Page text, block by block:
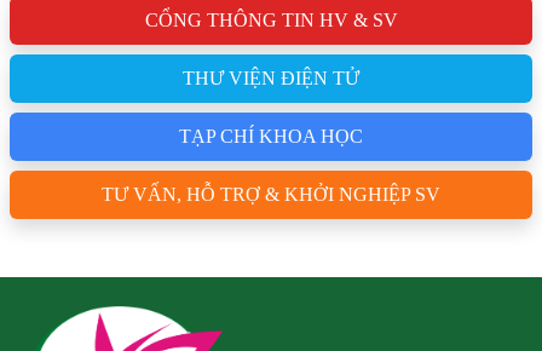
CỔNG THÔNG TIN HV & SV
THƯ VIỆN ĐIỆN TỬ
TẠP CHÍ KHOA HỌC
TƯ VẤN, HỖ TRỢ & KHỞI NGHIỆP SV